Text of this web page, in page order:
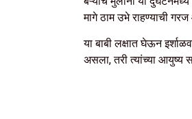
मागे ठाम उभे राहण्याची
या बाबी लक्षात घेऊन
असला, तरी त्यांच्या आयुष्य